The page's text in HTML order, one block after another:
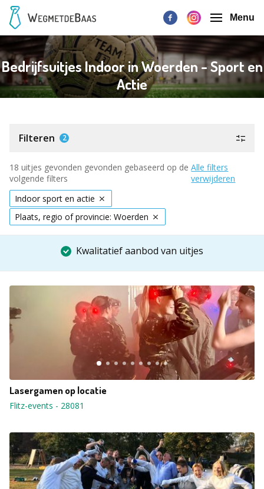
Menu
Bedrijfsuitjes Indoor in Woerden - Sport en
Actie
Filteren 2
18 uitjes gevonden gevonden gebaseerd op de
volgende filters
Alle filters
verwijderen
Indoor sport en actie
Plaats, regio of provincie: Woerden
Kwalitatief aanbod van uitjes
Lasergamen op locatie
Flitz-events - 28081